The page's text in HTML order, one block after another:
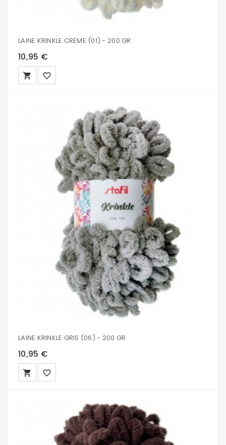
LAINE KRINKLE CREME (01) - 200 GR
10,95 €
local_grocery_store favorite_border
LAINE KRINKLE GRIS (06) - 200 GR
10,95 €
local_grocery_store favorite_border